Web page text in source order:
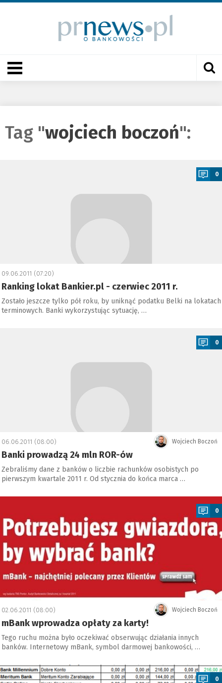
Tag "wojciech boczoń":
0
09.06.2011 (07:20)
Ranking lokat Bankier.pl - czerwiec 2011 r.
Zostało jeszcze tylko pół roku, by uniknąć podatku Belki na lokatach
terminowych. Banki wykorzystując sytuację, …
0
Wojciech Boczoń
06.06.2011 (08:00)
Banki prowadzą 24 mln ROR-ów
Zebraliśmy dane z banków o liczbie rachunków osobistych po
pierwszym kwartale 2011 r. Od stycznia do końca marca …
0
Wojciech Boczoń
02.06.2011 (08:00)
mBank wprowadza opłaty za karty!
Tego ruchu można było oczekiwać obserwując działania innych
banków. Internetowy mBank, symbol darmowej bankowości, …
0